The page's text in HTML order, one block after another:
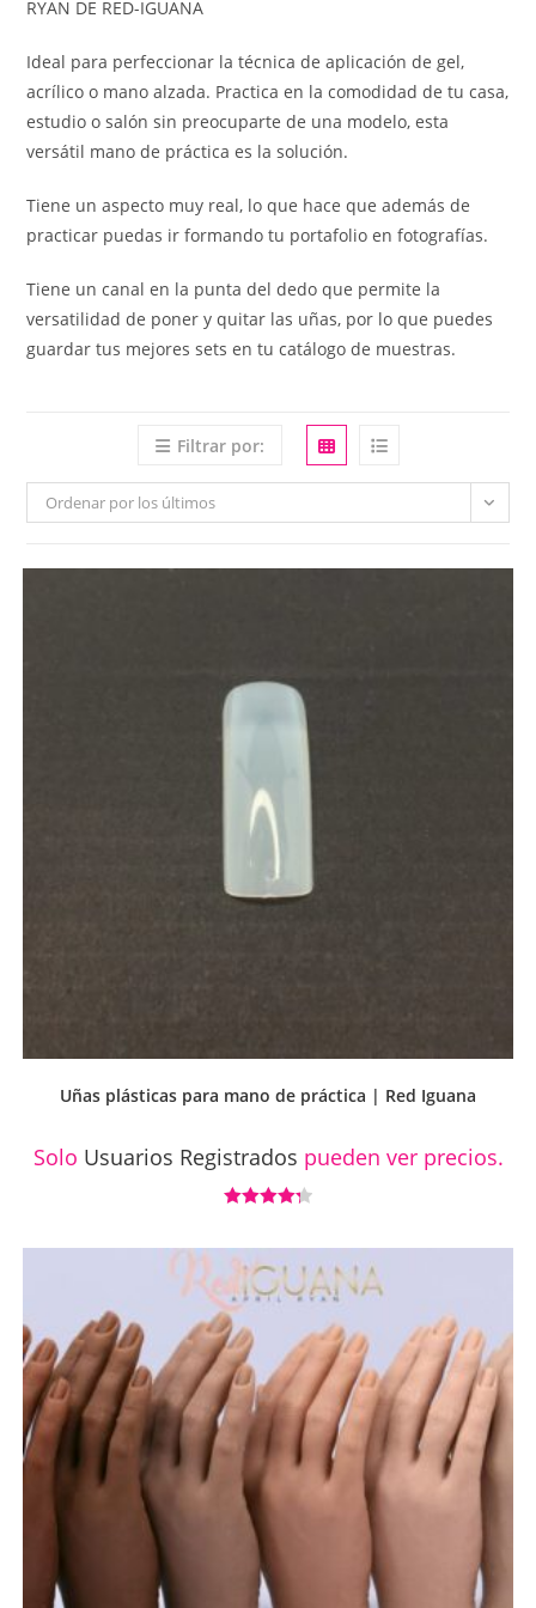
RYAN DE RED-IGUANA
Ideal para perfeccionar la técnica de aplicación de gel,
acrílico o mano alzada. Practica en la comodidad de tu casa,
estudio o salón sin preocuparte de una modelo, esta
versátil mano de práctica es la solución.
Tiene un aspecto muy real, lo que hace que además de
practicar puedas ir formando tu portafolio en fotografías.
Tiene un canal en la punta del dedo que permite la
versatilidad de poner y quitar las uñas, por lo que puedes
guardar tus mejores sets en tu catálogo de muestras.
Filtrar por:
Ordenar por los últimos
Uñas plásticas para mano de práctica | Red Iguana
Solo Usuarios Registrados pueden ver precios.
con4.33
de 5